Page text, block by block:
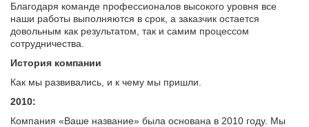
Благодаря команде профессионалов высокого уровня все
наши работы выполняются в срок, а заказчик остается
довольным как результатом, так и самим процессом
сотрудничества.
История компании
Как мы развивались, и к чему мы пришли.
2010:
Компания «Ваше название» была основана в 2010 году. Мы